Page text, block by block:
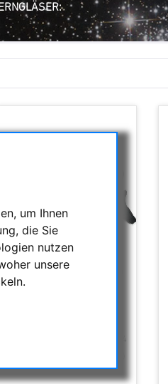
um Ihnen
die Sie
nutzen
unsere
Celestron TrailSeeker ED
10x42mm Dachkantprisma